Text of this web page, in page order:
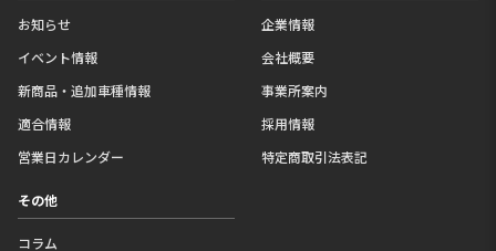
お知らせ
イベント情報
新商品・追加車種情報
適合情報
営業日カレンダー
企業情報
会社概要
事業所案内
採用情報
特定商取引法表記
その他
コラム